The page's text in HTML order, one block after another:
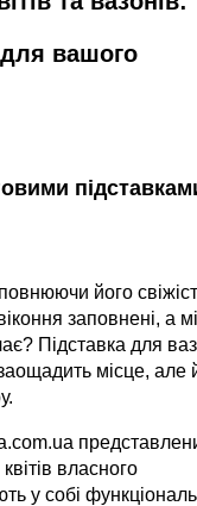
для вашого
його
заповнені, а
Підставка для
місце, але
власного
у собі